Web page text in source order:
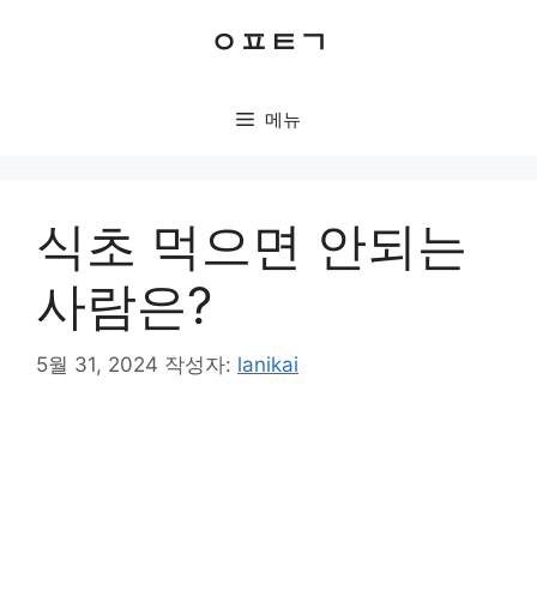
ㅇㅍㅌㄱ
메뉴
식초 먹으면 안되는
사람은?
5월 31, 2024 작성자: lanikai